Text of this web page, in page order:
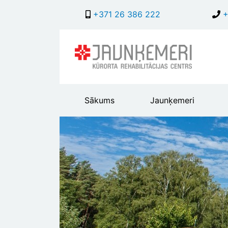
+371 26 386 222
Main
header
menu
Sākums Jaunķemeri